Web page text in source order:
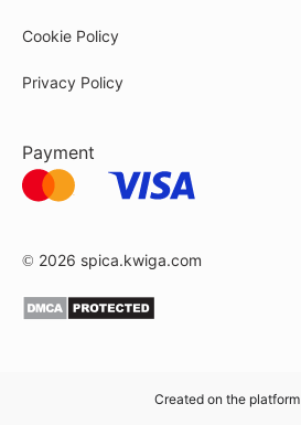
Cookie Policy
Privacy Policy
Payment
© 2026 spica.kwiga.com
Created on the platform